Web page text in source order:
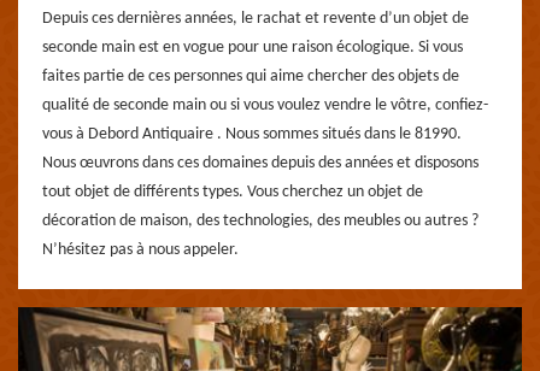
Depuis ces dernières années, le rachat et revente d’un objet de
seconde main est en vogue pour une raison écologique. Si vous
faites partie de ces personnes qui aime chercher des objets de
qualité de seconde main ou si vous voulez vendre le vôtre, confiez-
vous à Debord Antiquaire . Nous sommes situés dans le 81990.
Nous œuvrons dans ces domaines depuis des années et disposons
tout objet de différents types. Vous cherchez un objet de
décoration de maison, des technologies, des meubles ou autres ?
N’hésitez pas à nous appeler.